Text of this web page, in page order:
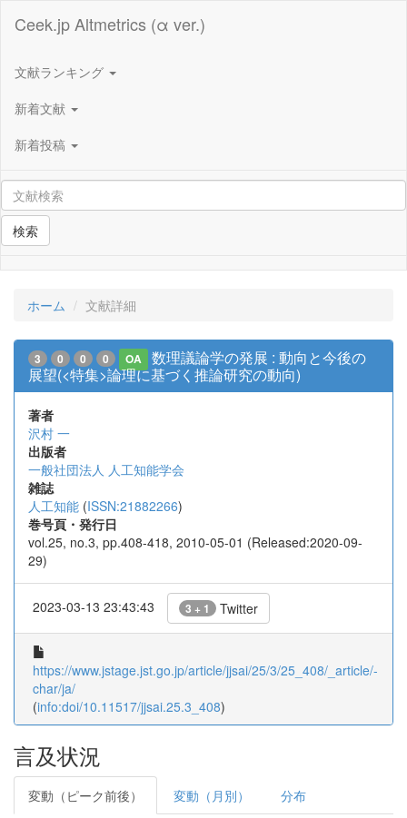
Ceek.jp Altmetrics (α ver.)
文献ランキング
新着文献
新着投稿
検索
ホーム 文献詳細
3 0 0 0 OA
数理議論学の発展 : 動向と今後の
展望(<特集>論理に基づく推論研究の動向)
著者
沢村 一
出版者
一般社団法人 人工知能学会
雑誌
人工知能 (ISSN:21882266)
巻号頁・発行日
vol.25, no.3, pp.408-418, 2010-05-01 (Released:2020-09-
29)
2023-03-13 23:43:43 3 + 1 Twitter
https://www.jstage.jst.go.jp/article/jjsai/25/3/25_408/_article/-
char/ja/
(info:doi/10.11517/jjsai.25.3_408)
言及状況
変動（ピーク前後） 変動（月別） 分布